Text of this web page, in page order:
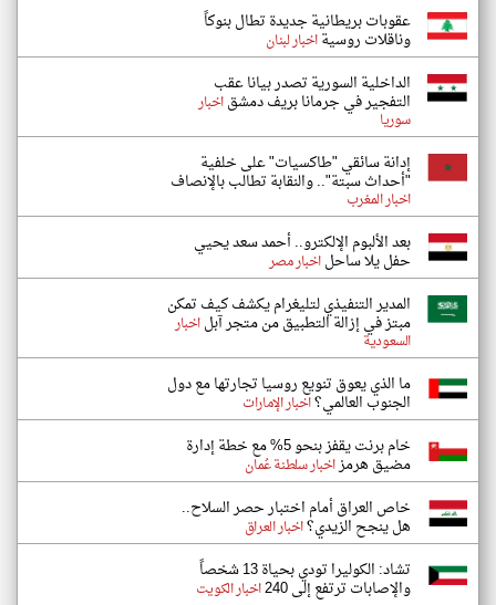
عقوبات بريطانية جديدة تطال بنوكاً
وناقلات روسيةاخبار لبنان
الداخلية السورية تصدر بيانا عقب
التفجير في جرمانا بريف دمشقاخبار
سوريا
إدانة سائقي "طاكسيات" على خلفية
"أحداث سبتة".. والنقابة تطالب بالإنصاف
اخبار المغرب
بعد الألبوم الإلكترو.. أحمد سعد يحيي
حفل يلا ساحلاخبار مصر
المدير التنفيذي لتليغرام يكشف كيف تمكن
مبتز في إزالة التطبيق من متجر آبلاخبار
السعودية
ما الذي يعوق تنويع روسيا تجارتها مع دول
الجنوب العالمي؟اخبار الإمارات
خام برنت يقفز بنحو 5% مع خطة إدارة
مضيق هرمزاخبار سلطنة عُمان
خاص العراق أمام اختبار حصر السلاح..
هل ينجح الزيدي؟اخبار العراق
تشاد: الكوليرا تودي بحياة 13 شخصاً
والإصابات ترتفع إلى 240 اخبار الكويت